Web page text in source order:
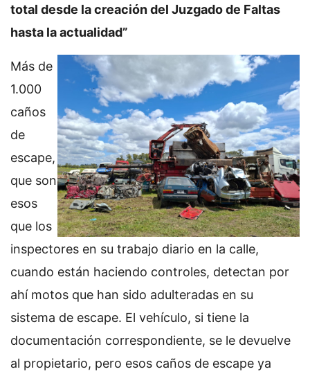
total desde la creación del Juzgado de Faltas
hasta la actualidad”
Más de
1.000
caños
de
escape,
que son
esos
que los
inspectores en su trabajo diario en la calle,
cuando están haciendo controles, detectan por
ahí motos que han sido adulteradas en su
sistema de escape. El vehículo, si tiene la
documentación correspondiente, se le devuelve
al propietario, pero esos caños de escape ya